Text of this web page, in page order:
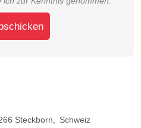
Steckborn
Schweiz